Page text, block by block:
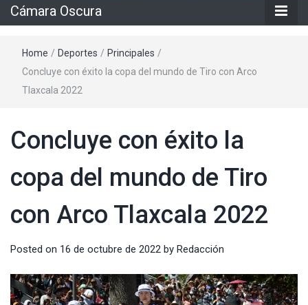
Cámara Oscura
Home / Deportes / Principales /
Concluye con éxito la copa del mundo de Tiro con Arco
Tlaxcala 2022
Concluye con éxito la
copa del mundo de Tiro
con Arco Tlaxcala 2022
Posted on 16 de octubre de 2022 by Redacción